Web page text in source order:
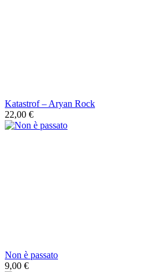
Katastrof – Aryan Rock
22,00 €
Non è passato
9,00 €